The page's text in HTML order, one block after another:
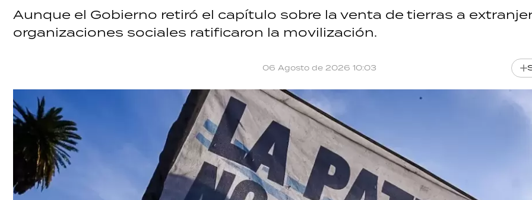
Aunque el Gobierno retiró el capítulo sobre la venta de tierras a
organizaciones sociales ratificaron la movilización.
06 Agosto de 2026 10:03
ACTUALIDAD
ECONOMÍA
GRAN
HERMANO